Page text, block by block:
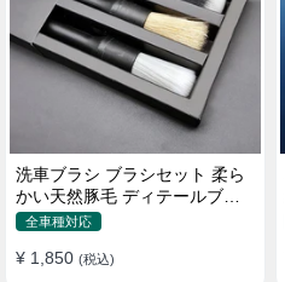
洗車ブラシ ブラシセット 柔ら
かい天然豚毛 ディテールブラ
シ 隙間ブラシ 筆タイプ
全車種対応
¥ 1,850 (税込)